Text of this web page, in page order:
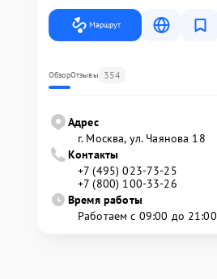
Маршрут
ОбзорОтзывы 354
Адрес
г. Москва, ул. Чаянова 18
Контакты
+7 (495) 023-73-25
+7 (800) 100-33-26
Время работы
Работаем с 09:00 до 21:00